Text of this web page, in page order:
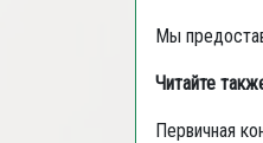
Мы
Читайте
Первичная